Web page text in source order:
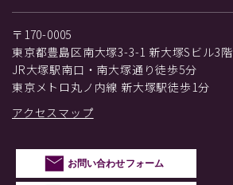
〒170-0005
東京都豊島区南大塚3-3-1 新大塚Sビル3階
JR大塚駅南口・南大塚通り徒歩5分
東京メトロ丸ノ内線 新大塚駅徒歩1分
アクセスマップ
お問い合わせフォーム